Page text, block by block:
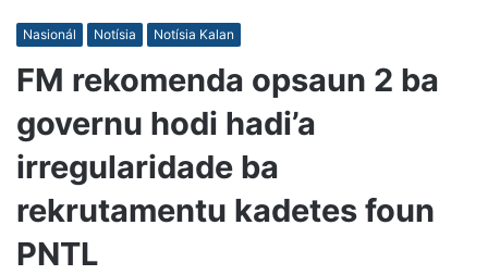
Nasionál Notísia Notísia Kalan
FM rekomenda opsaun 2 ba
governu hodi hadi’a
irregularidade ba
rekrutamentu kadetes foun
PNTL